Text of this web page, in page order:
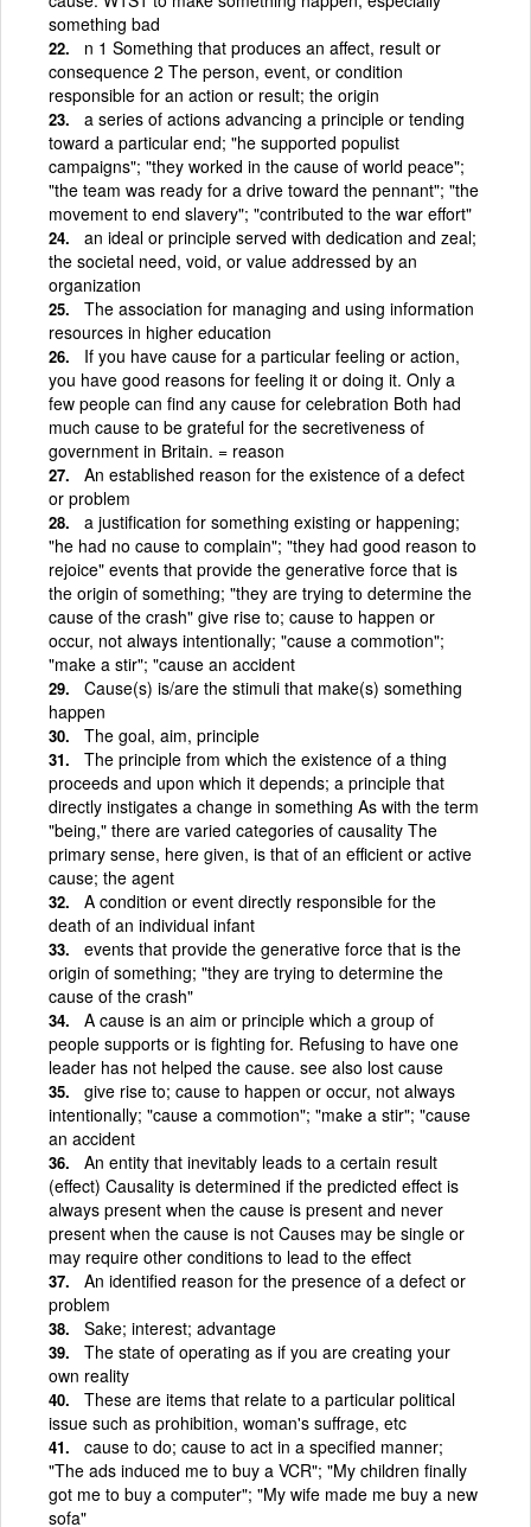
something bad
n 1 Something that produces an affect, result or
consequence 2 The person, event, or condition
responsible for an action or result; the origin
a series of actions advancing a principle or tending
toward a particular end; "he supported populist
campaigns"; "they worked in the cause of world peace";
"the team was ready for a drive toward the pennant"; "the
movement to end slavery"; "contributed to the war effort"
an ideal or principle served with dedication and zeal;
the societal need, void, or value addressed by an
organization
The association for managing and using information
resources in higher education
If you have cause for a particular feeling or action,
you have good reasons for feeling it or doing it. Only a
few people can find any cause for celebration Both had
much cause to be grateful for the secretiveness of
government in Britain. = reason
An established reason for the existence of a defect
or problem
a justification for something existing or happening;
"he had no cause to complain"; "they had good reason to
rejoice" events that provide the generative force that is
the origin of something; "they are trying to determine the
cause of the crash" give rise to; cause to happen or
occur, not always intentionally; "cause a commotion";
"make a stir"; "cause an accident
Cause(s) is/are the stimuli that make(s) something
happen
The goal, aim, principle
The principle from which the existence of a thing
proceeds and upon which it depends; a principle that
directly instigates a change in something As with the term
"being," there are varied categories of causality The
primary sense, here given, is that of an efficient or active
cause; the agent
A condition or event directly responsible for the
death of an individual infant
events that provide the generative force that is the
origin of something; "they are trying to determine the
cause of the crash"
A cause is an aim or principle which a group of
people supports or is fighting for. Refusing to have one
leader has not helped the cause. see also lost cause
give rise to; cause to happen or occur, not always
intentionally; "cause a commotion"; "make a stir"; "cause
an accident
An entity that inevitably leads to a certain result
(effect) Causality is determined if the predicted effect is
always present when the cause is present and never
present when the cause is not Causes may be single or
may require other conditions to lead to the effect
An identified reason for the presence of a defect or
problem
Sake; interest; advantage
The state of operating as if you are creating your
own reality
These are items that relate to a particular political
issue such as prohibition, woman's suffrage, etc
cause to do; cause to act in a specified manner;
"The ads induced me to buy a VCR"; "My children finally
got me to buy a computer"; "My wife made me buy a new
sofa"